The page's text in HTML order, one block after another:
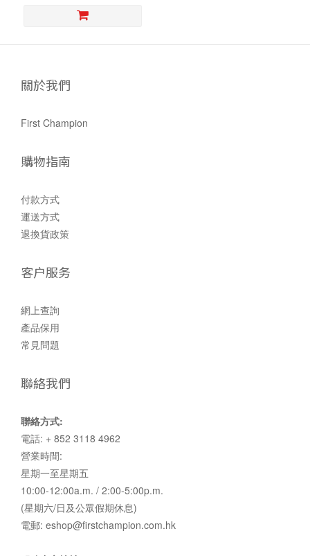
關於我們
First Champion
購物指南
付款方式
運送方式
退換貨政策
客户服务
網上查詢
產品保用
常見問題
聯絡我們
聯絡方式:
電話: + 852 3118 4962
營業時間:
星期一至星期五
10:00-12:00a.m. / 2:00-5:00p.m.
(星期六/日及公眾假期休息)
電郵: eshop@firstchampion.com.hk